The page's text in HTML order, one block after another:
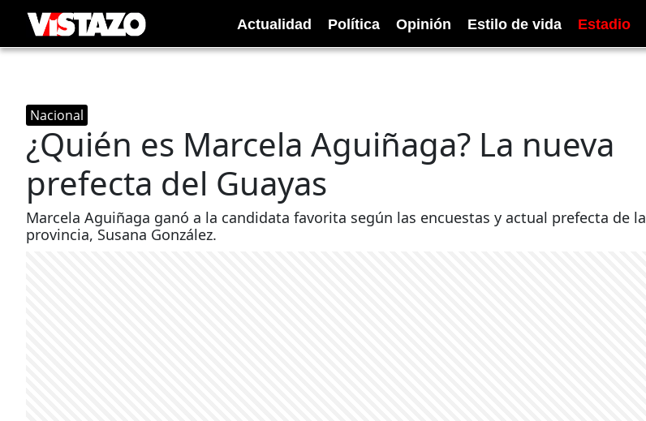
Actualidad Política Opinión Estilo de vida Estadio
Nacional
¿Quién es Marcela Aguiñaga? La nueva
prefecta del Guayas
Marcela Aguiñaga ganó a la candidata favorita según las encuestas y actual prefecta de la
provincia, Susana González.